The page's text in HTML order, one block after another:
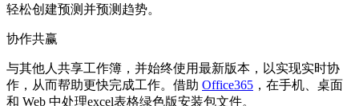
轻松创建预测并预测趋势。
协作共赢
与其他人共享工作簿，并始终使用最新版本，以实现实时协
作，从而帮助更快完成工作。借助 Office365 ，在手机、桌面
和 Web 中处理excel表格绿色版安装包文件。